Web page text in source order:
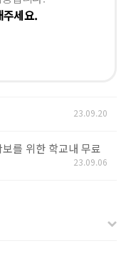
주세요.
23.09.20
를 위한 학교내 무료
23.09.06